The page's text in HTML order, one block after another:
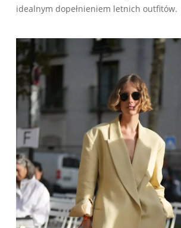
idealnym dopełnieniem letnich outfitów.